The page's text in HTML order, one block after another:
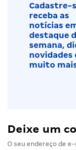
Cadastre-
receba as
notícias
destaque
semana,
novidades
muito
Deixe um
O seu endereço de